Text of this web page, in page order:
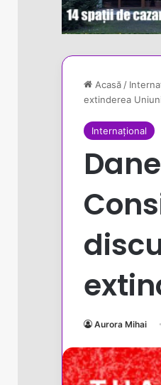
Acasă/
extinderea
Internațional
Aurora Mihai